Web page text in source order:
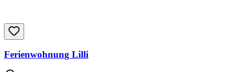
Ferienwohnung Lilli